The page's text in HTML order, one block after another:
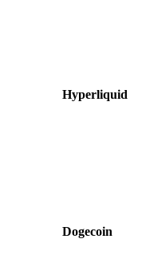
Hyperliquid
Dogecoin